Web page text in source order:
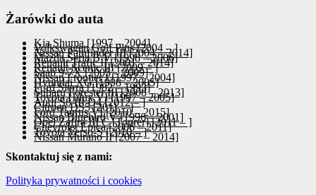
Żarówki do auta
Kia Shuma [1997 – 2004]
Volkswagen Golf Plus [2004 – ]
Nissan Pathfinder III [2004 – 2014]
Mazda Seria B V [1998 – 2006]
Renault Trafic II [2001 – 2014]
Renault Scenic III [2009 – ]
Saab 9-7X [2005 – 2009]
Nissan Frontier I [1997 – 2004]
Hyundai XG [1998 – 2005]
Ford Sierra [1982 – 1993]
Subaru Forester III [2008 – 2013]
Toyota Hilux VI [1997 – 2005]
Audi S8 III D4 [2012 – ]
Citroen DS5 [2011 – ]
Ford Taurus VI [2010 – 2015]
Nissan Bluebird V [1996 – 2001]
Opel Zafira III C [Tourer] [2011 – ]
Chevrolet Epica [2006 – 2011]
Toyota Verso-S [2010 – ]
Nissan Murano II [2007 – 2014]
Skontaktuj się z nami:
Polityka prywatności i cookies